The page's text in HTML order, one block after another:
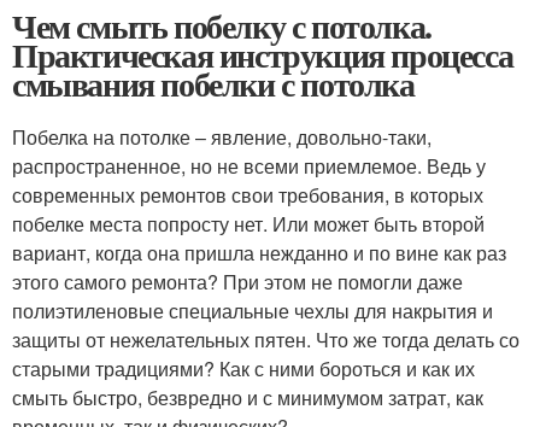
Чем смыть побелку с потолка.
Практическая инструкция процесса
смывания побелки с потолка
Побелка на потолке – явление, довольно-таки,
распространенное, но не всеми приемлемое. Ведь у
современных ремонтов свои требования, в которых
побелке места попросту нет. Или может быть второй
вариант, когда она пришла нежданно и по вине как раз
этого самого ремонта? При этом не помогли даже
полиэтиленовые специальные чехлы для накрытия и
защиты от нежелательных пятен. Что же тогда делать со
старыми традициями? Как с ними бороться и как их
смыть быстро, безвредно и с минимумом затрат, как